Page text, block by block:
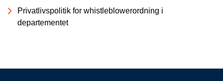
Privatlivspolitik for whistleblowerordning i
departementet